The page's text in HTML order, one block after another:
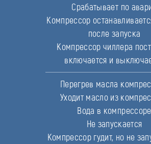
Срабатывает по
Компрессор
после запуска
Компрессор чиллера
включается и
Перегрев масла
Уходит масло из
Вода в компрессоре
Не запускается
Компрессор гудит, но не